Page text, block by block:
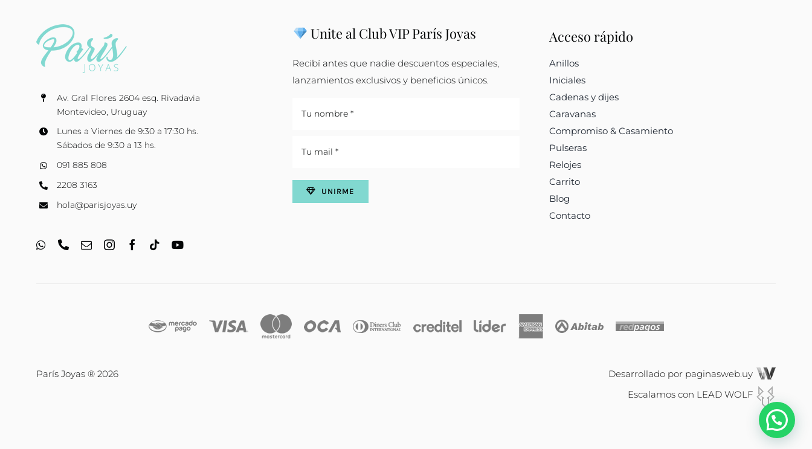
Av. Gral Flores 2604 esq. Rivadavia
Montevideo, Uruguay
Lunes a Viernes de 9:30 a 17:30 hs.
Sábados de 9:30 a 13 hs.
091 885 808
2208 3163
hola@parisjoyas.uy
Unite al Club VIP París Joyas
Recibí antes que nadie descuentos especiales,
lanzamientos exclusivos y beneficios únicos.
UNIRME
Acceso rápido
Anillos
Iniciales
Cadenas y dijes
Caravanas
Compromiso & Casamiento
Pulseras
Relojes
Carrito
Blog
Contacto
París Joyas ® 2026 Desarrollado por paginasweb.uy
Escalamos con LEAD WOLF